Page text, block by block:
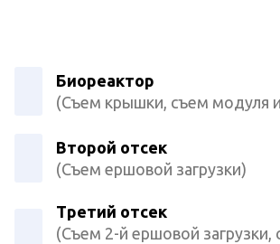
Биореактор
(Съем крышки, съем модуля
Второй отсек
(Съем ершовой загрузки)
Третий отсек
(Съем 2-й ершовой загрузки,